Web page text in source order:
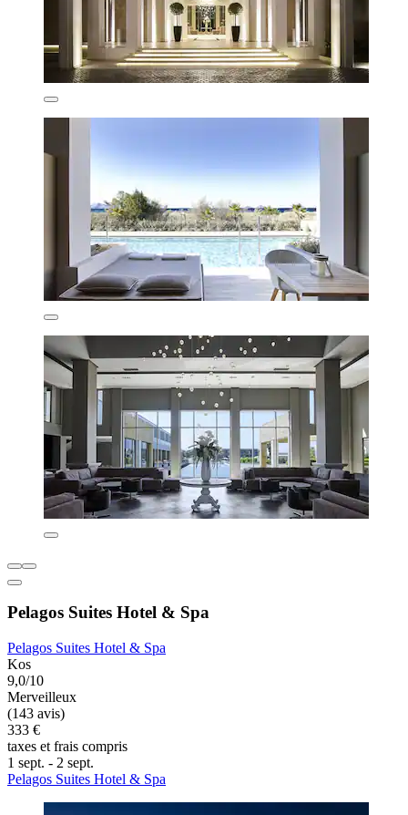
Pelagos Suites Hotel & Spa
Pelagos Suites Hotel & Spa
Kos
9,0/10
Merveilleux
(143 avis)
333 €
taxes et frais compris
1 sept. - 2 sept.
Pelagos Suites Hotel & Spa